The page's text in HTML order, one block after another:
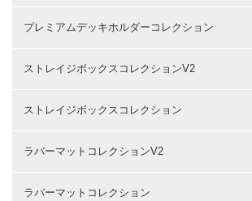
プレミアムデッキホルダーコレクション
ストレイジボックスコレクションV2
ストレイジボックスコレクション
ラバーマットコレクションV2
ラバーマットコレクション